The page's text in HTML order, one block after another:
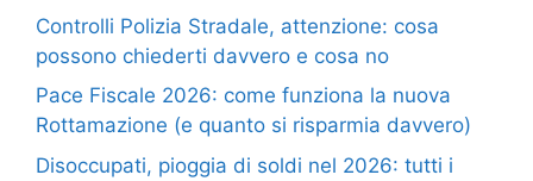
Controlli Polizia Stradale, attenzione: cosa
possono chiederti davvero e cosa no
Pace Fiscale 2026: come funziona la nuova
Rottamazione (e quanto si risparmia davvero)
Disoccupati, pioggia di soldi nel 2026: tutti i